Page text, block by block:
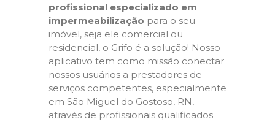
profissional especializado em
impermeabilização para o seu
imóvel, seja ele comercial ou
residencial, o Grifo é a solução! Nosso
aplicativo tem como missão conectar
nossos usuários a prestadores de
serviços competentes, especialmente
em São Miguel do Gostoso, RN,
através de profissionais qualificados